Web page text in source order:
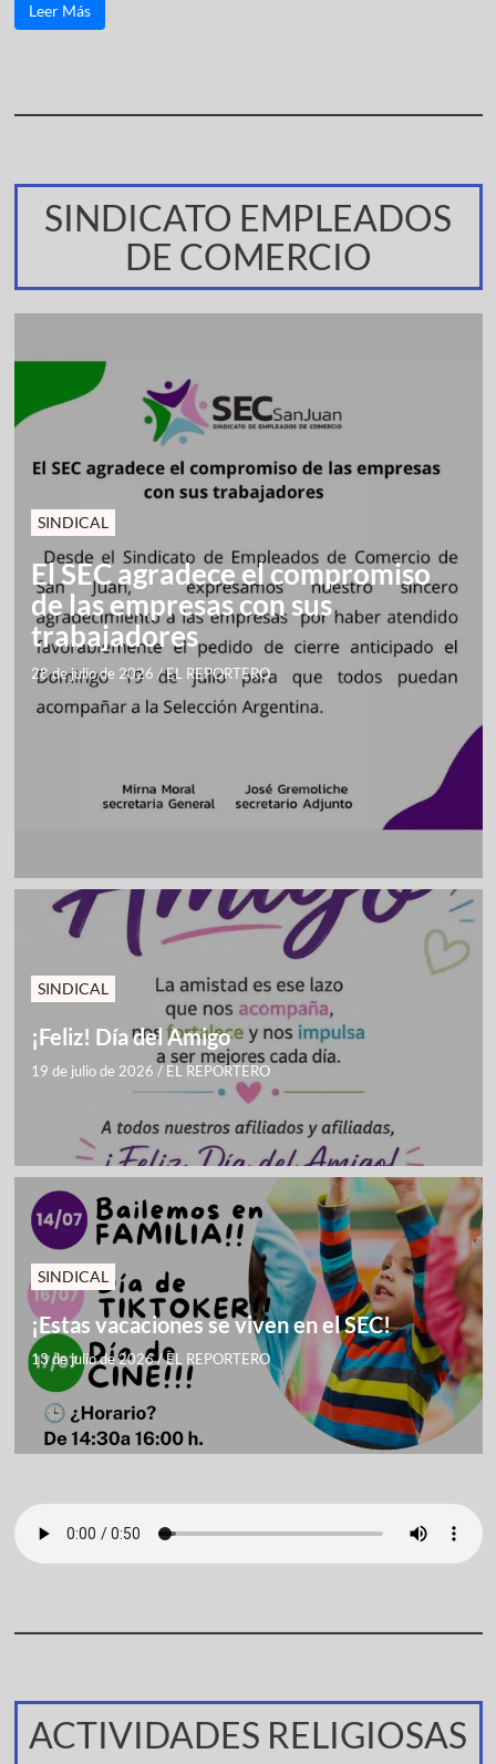
Leer Más
SINDICATO EMPLEADOS
DE COMERCIO
SINDICAL
El SEC agradece el compromiso
de las empresas con sus
trabajadores
28 de julio de 2026 /EL REPORTERO
SINDICAL
¡Feliz! Día del Amigo
19 de julio de 2026 / EL REPORTERO
SINDICAL
¡Estas vacaciones se viven en el SEC!
13 de julio de 2026/EL REPORTERO
ACTIVIDADES RELIGIOSAS